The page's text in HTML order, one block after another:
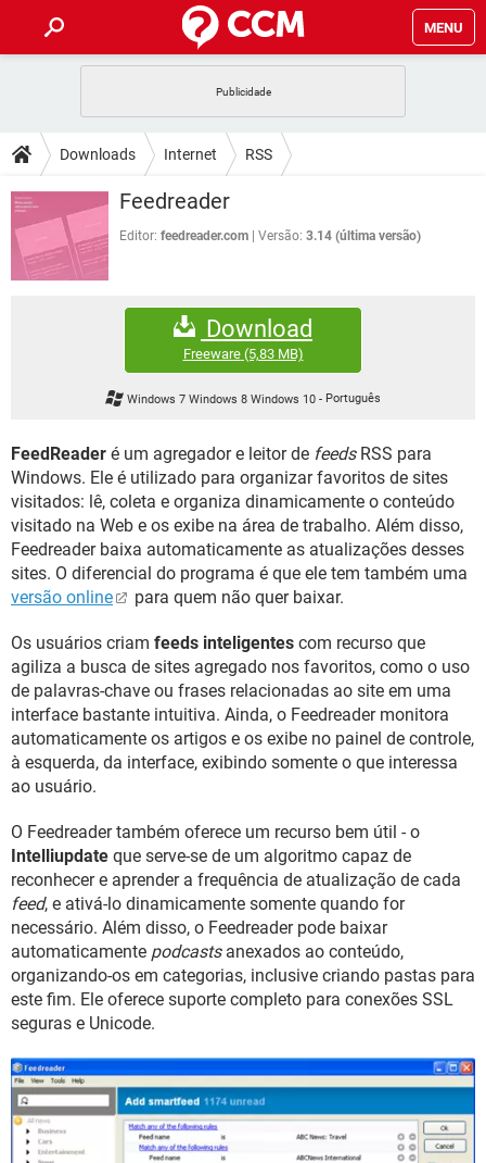
MENU
CELULAR FACEBOOK
OUTLOOK
INSTAGRAM GMAIL
GUIA DE COMPRAS
DICAS
JOGOS WHATSAPP
CELULAR
OUTLOOK
DOWNLOADS
WHATSAPP
CELULAR
EXCEL
GMAIL
FÓRUM
FACEBOOK
EXCEL
GMAIL
WHATSAPP
INSTAGRAM GMAIL
GUIA DE COMPRAS
Downloads Internet RSS
Feedreader
Editor: feedreader.com Versão: 3.14 (última versão)
Download
Freeware(5,83 MB)
Windows 7 Windows 8 Windows 10- Português
FeedReader é um agregador e leitor de feedsRSS para
Windows. Ele é utilizado para organizar favoritos de sites
visitados: lê, coleta e organiza dinamicamente o conteúdo
visitado na Web e os exibe na área de trabalho. Além disso,
Feedreader baixa automaticamente as atualizações desses
sites. O diferencial do programa é que ele tem também uma
versão online
para quem não quer baixar.
Os usuários criam feeds inteligentes com recurso que
agiliza a busca de sites agregado nos favoritos, como o uso
de palavras-chave ou frases relacionadas ao site em uma
interface bastante intuitiva. Ainda, o Feedreader monitora
automaticamente os artigos e os exibe no painel de controle,
à esquerda, da interface, exibindo somente o que interessa
ao usuário.
O Feedreader também oferece um recurso bem útil - o
Intelliupdate que serve-se de um algoritmo capaz de
reconhecer e aprender a frequência de atualização de cada
feed, e ativá-lo dinamicamente somente quando for
necessário. Além disso, o Feedreader pode baixar
automaticamente podcastsanexados ao conteúdo,
organizando-os em categorias, inclusive criando pastas para
este fim. Ele oferece suporte completo para conexões SSL
seguras e Unicode.